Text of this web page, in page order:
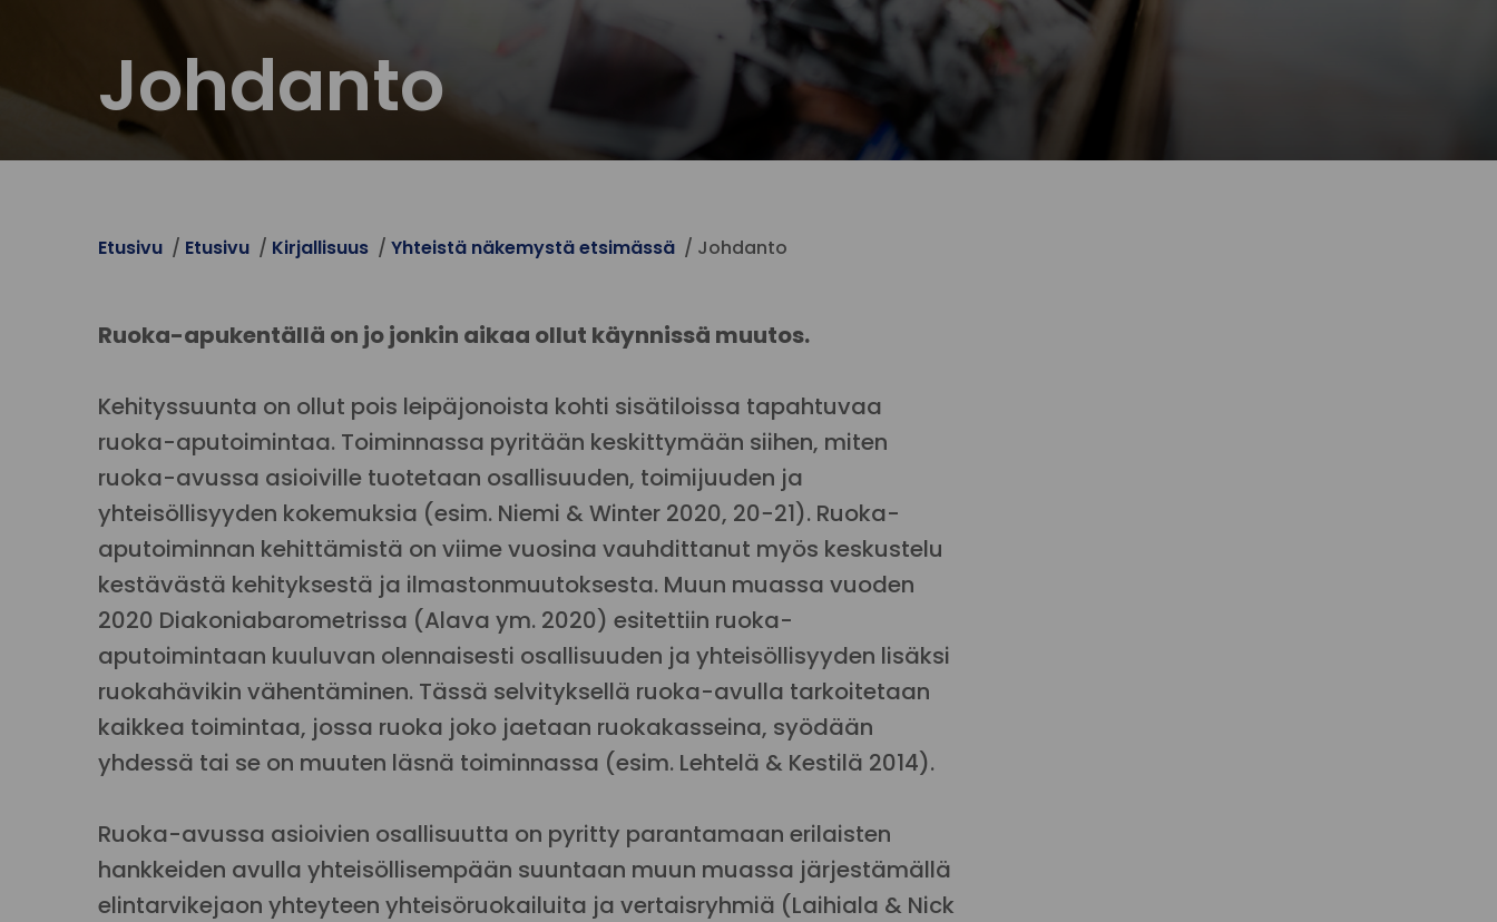
Johdanto
Etusivu Etusivu Kirjallisuus Yhteistä näkemystä etsimässä Johdanto
Ruoka-apukentällä on jo jonkin aikaa ollut käynnissä muutos.
Kehityssuunta on ollut pois leipäjonoista kohti sisätiloissa tapahtuvaa
ruoka-aputoimintaa. Toiminnassa pyritään keskittymään siihen, miten
ruoka-avussa asioiville tuotetaan osallisuuden, toimijuuden ja
yhteisöllisyyden kokemuksia (esim. Niemi & Winter 2020, 20−21). Ruoka-
aputoiminnan kehittämistä on viime vuosina vauhdittanut myös keskustelu
kestävästä kehityksestä ja ilmastonmuutoksesta. Muun muassa vuoden
2020 Diakoniabarometrissa (Alava ym. 2020) esitettiin ruoka-
aputoimintaan kuuluvan olennaisesti osallisuuden ja yhteisöllisyyden lisäksi
ruokahävikin vähentäminen. Tässä selvityksellä ruoka-avulla tarkoitetaan
kaikkea toimintaa, jossa ruoka joko jaetaan ruokakasseina, syödään
yhdessä tai se on muuten läsnä toiminnassa (esim. Lehtelä & Kestilä 2014).
Ruoka-avussa asioivien osallisuutta on pyritty parantamaan erilaisten
hankkeiden avulla yhteisöllisempään suuntaan muun muassa järjestämällä
elintarvikejaon yhteyteen yhteisöruokailuita ja vertaisryhmiä (Laihiala & Nick